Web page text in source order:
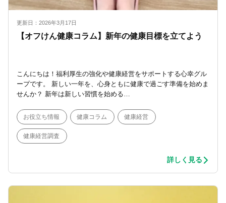
更新日：2026年3月17日
【オフけん健康コラム】新年の健康目標を立てよう
こんにちは！福利厚生の強化や健康経営をサポートする心幸グル
ープです。 新しい一年を、心身ともに健康で過ごす準備を始めま
せんか？ 新年は新しい習慣を始める…
お役立ち情報 健康コラム 健康経営
健康経営調査
詳しく見る